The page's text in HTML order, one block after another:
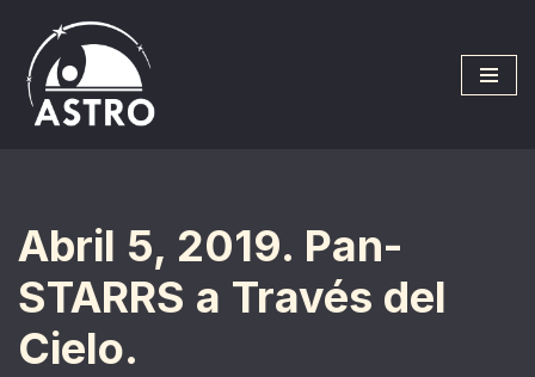
Saltar
al
contenido
Abril 5, 2019. Pan-
STARRS a Través del
Cielo.